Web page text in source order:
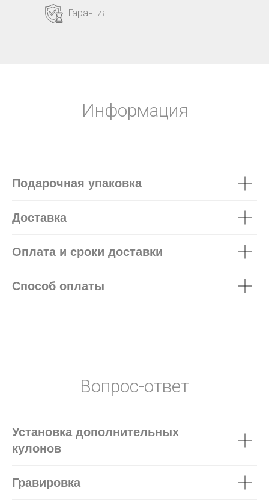
Гарантия
Информация
Подарочная упаковка
Доставка
Оплата и сроки доставки
Способ оплаты
Вопрос-ответ
Установка дополнительных
кулонов
Гравировка